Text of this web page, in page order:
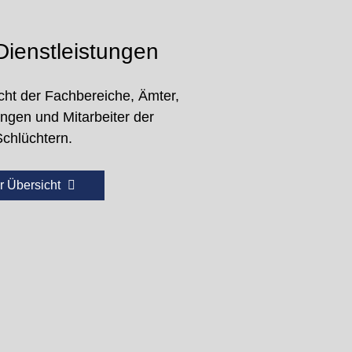
der Fachbereiche, Ämter,
und Mitarbeiter der
Übersicht